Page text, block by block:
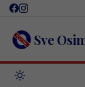
Skip
content Sve